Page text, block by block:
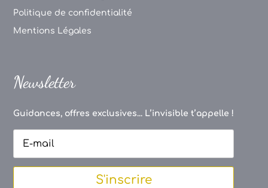
Politique de confidentialité
Mentions Légales
Newsletter
Guidances, offres exclusives... L’invisible t’appelle !
S'inscrire